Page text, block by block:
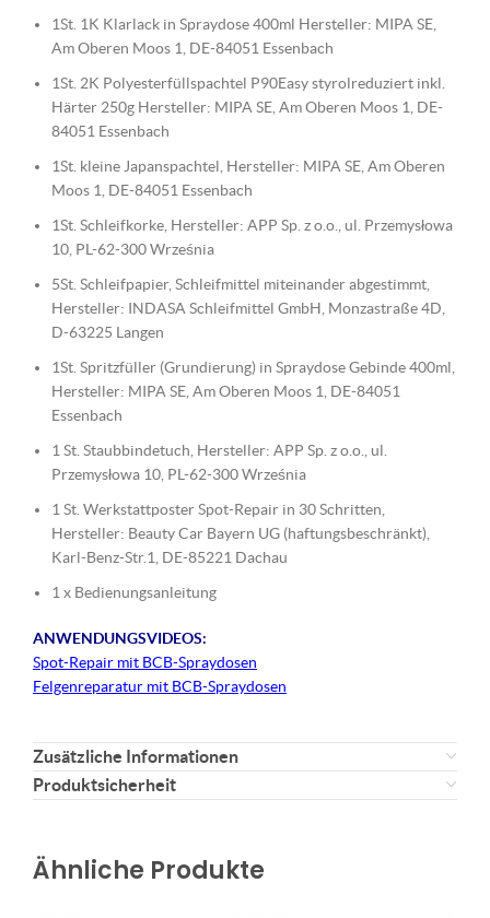
1St. 1K Klarlack in Spraydose 400ml Hersteller: MIPA SE,
Am Oberen Moos 1, DE-84051 Essenbach
1St. 2K Polyesterfüllspachtel P90Easy styrolreduziert inkl.
Härter 250g Hersteller: MIPA SE, Am Oberen Moos 1, DE-
84051 Essenbach
1St. kleine Japanspachtel, Hersteller: MIPA SE, Am Oberen
Moos 1, DE-84051 Essenbach
1St. Schleifkorke, Hersteller: APP Sp. z o.o., ul. Przemysłowa
10, PL-62-300 Września
5St. Schleifpapier, Schleifmittel miteinander abgestimmt,
Hersteller: INDASA Schleifmittel GmbH, Monzastraße 4D,
D-63225 Langen
1St. Spritzfüller (Grundierung) in Spraydose Gebinde 400ml,
Hersteller: MIPA SE, Am Oberen Moos 1, DE-84051
Essenbach
1 St. Staubbindetuch, Hersteller: APP Sp. z o.o., ul.
Przemysłowa 10, PL-62-300 Września
1 St. Werkstattposter Spot-Repair in 30 Schritten,
Hersteller: Beauty Car Bayern UG (haftungsbeschränkt),
Karl-Benz-Str.1, DE-85221 Dachau
1 x Bedienungsanleitung
ANWENDUNGSVIDEOS:
Spot-Repair mit BCB-Spraydosen
Felgenreparatur mit BCB-Spraydosen
Zusätzliche Informationen
Produktsicherheit
Ähnliche Produkte